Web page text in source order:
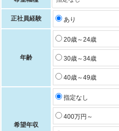
正社員経験 あり
年齢
20歳～24歳
30歳～34歳
40歳～49歳
希望年収
指定なし
400万円～